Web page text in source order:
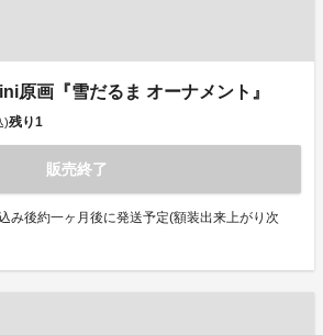
画『雪だるま オーナメント』
)残り1
販売終了
み後約一ヶ月後に発送予定(額装出来上がり次